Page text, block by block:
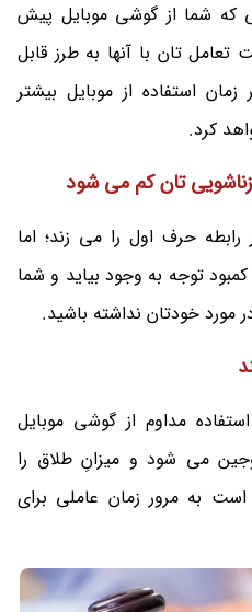
که شما از گوشی موبایل پیش
تعامل تان با آنها به طرز قابل
استفاده از موبایل بیشتر
کرد.
تان کم می شود
حرف اول را می زند؛ اما
توجه به وجود بیاید و شما
مورد خودتان نداشته باشید.
مداوم از گوشی موبایل
می شود و میزانِ طلاق را
به مرور زمان عاملی برای